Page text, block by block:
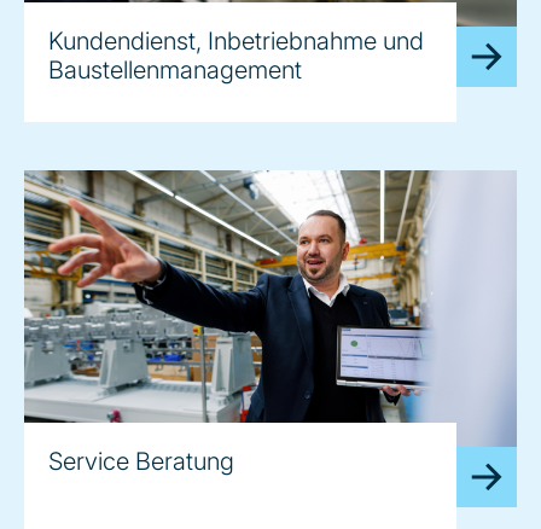
Kundendienst, Inbetriebnahme und
Baustellenmanagement
Service Beratung